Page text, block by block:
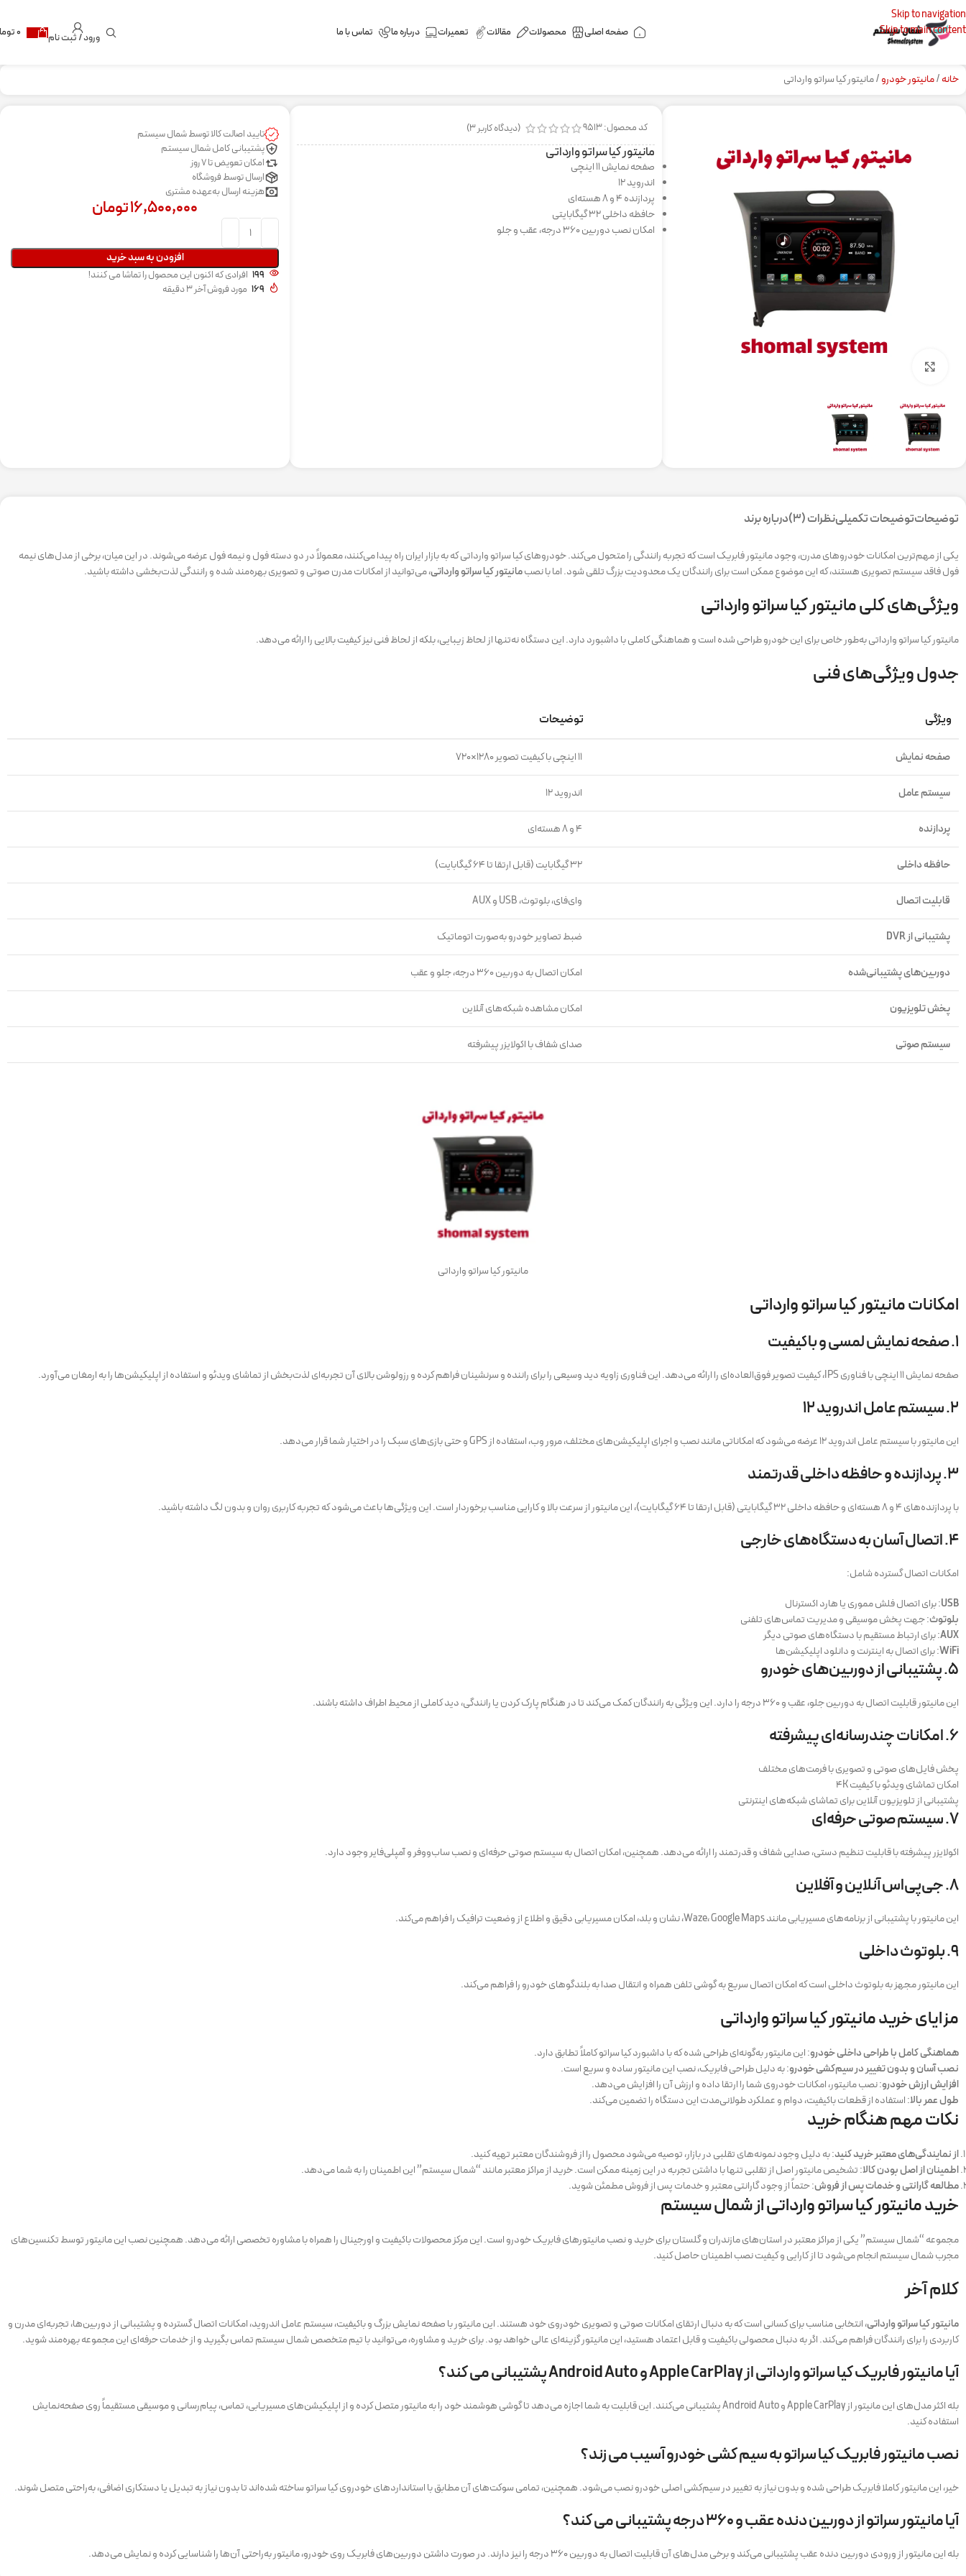
Skip to navigation
Skip to main content
صفحه اصلی محصولات مقالات تعمیرات درباره ما تماس با ما ورود / ثبت نام ۰
خانه مانیتور خودرو مانیتور کیا سراتو وارداتی
کد محصول: 9513 (دیدگاه کاربر3
)
مانیتور کیا سراتو وارداتی
صفحه نمایش 11 اینچی
اندروید 12
پردازنده 4 و 8 هسته‌ای
حافظه داخلی 32 گیگابایتی
امکان نصب دوربین 360 درجه، عقب و جلو
تایید اصالت کالا توسط شمال سیستم
پشتیبانی کامل شمال سیستم
امکان تعویض تا 7 روز
ارسال توسط فروشگاه
هزینه ارسال به‌عهده مشتری
۱۶,۵۰۰,۰۰۰تومان
افزودن به سبد خرید
199 افرادی که اکنون این محصول را تماشا می کنند!
169 مورد فروش آخر 3 دقیقه
توضیحاتتوضیحات تکمیلینظرات (3) درباره برند
یکی از مهم‌ترین امکانات خودروهای مدرن، وجود مانیتور فابریک است که تجربه رانندگی را متحول می‌کند. خودروهای کیا سراتو وارداتی که به بازار ایران راه پیدا می‌کنند، معمولاً در دو دسته فول و نیمه فول عرضه می‌شوند. در این میان، برخی از مدل‌های نیمه
فول فاقد سیستم تصویری هستند، که این موضوع ممکن است برای رانندگان یک محدودیت بزرگ تلقی شود. اما با نصبمانیتور کیا سراتو وارداتی، می‌توانید از امکانات مدرن صوتی و تصویری بهره‌مند شده و رانندگی لذت‌بخشی داشته باشید.
ویژگی‌های کلی مانیتور کیا سراتو وارداتی
مانیتور کیا سراتو وارداتی به‌طور خاص برای این خودرو طراحی شده است و هماهنگی کاملی با داشبورد دارد. این دستگاه نه‌تنها از لحاظ زیبایی، بلکه از لحاظ فنی نیز کیفیت بالایی را ارائه می‌دهد.
جدول ویژگی‌های فنی
ویژگی توضیحات
صفحه نمایش ۱۱ اینچی با کیفیت تصویر ۱۲۸۰×۷۲۰
سیستم عامل اندروید ۱۲
پردازنده ۴ و ۸ هسته‌ای
حافظه داخلی ۳۲ گیگابایت (قابل ارتقا تا ۶۴ گیگابایت)
قابلیت اتصال وای‌فای، بلوتوث، USB و AUX
پشتیبانی از DVR ضبط تصاویر خودرو به‌صورت اتوماتیک
دوربین‌های پشتیبانی‌شده امکان اتصال به دوربین ۳۶۰ درجه، جلو و عقب
پخش تلویزیون امکان مشاهده شبکه‌های آنلاین
سیستم صوتی صدای شفاف با اکولایزر پیشرفته
مانیتور کیا سراتو وارداتی
امکانات مانیتور کیا سراتو وارداتی
۱. صفحه نمایش لمسی و باکیفیت
صفحه نمایش ۱۱ اینچی با فناوری IPS، کیفیت تصویر فوق‌العاده‌ای را ارائه می‌دهد. این فناوری زاویه دید وسیعی را برای راننده و سرنشینان فراهم کرده و رزولوشن بالای آن تجربه‌ای لذت‌بخش از تماشای ویدئو و استفاده از اپلیکیشن‌ها را به ارمغان می‌آورد.
۲. سیستم عامل اندروید ۱۲
این مانیتور با سیستم عامل اندروید ۱۲ عرضه می‌شود که امکاناتی مانند نصب و اجرای اپلیکیشن‌های مختلف، مرور وب، استفاده از GPS و حتی بازی‌های سبک را در اختیار شما قرار می‌دهد.
۳. پردازنده و حافظه داخلی قدرتمند
با پردازنده‌های ۴ و ۸ هسته‌ای و حافظه داخلی ۳۲ گیگابایتی (قابل ارتقا تا ۶۴ گیگابایت)، این مانیتور از سرعت بالا و کارایی مناسب برخوردار است. این ویژگی‌ها باعث می‌شود که تجربه کاربری روان و بدون لگ داشته باشید.
۴. اتصال آسان به دستگاه‌های خارجی
امکانات اتصال گسترده شامل:
USB: برای اتصال فلش مموری یا هارد اکسترنال
بلوتوث: جهت پخش موسیقی و مدیریت تماس‌های تلفنی
AUX: برای ارتباط مستقیم با دستگاه‌های صوتی دیگر
WiFi: برای اتصال به اینترنت و دانلود اپلیکیشن‌ها
۵. پشتیبانی از دوربین‌های خودرو
این مانیتور قابلیت اتصال به دوربین جلو، عقب و ۳۶۰ درجه را دارد. این ویژگی به رانندگان کمک می‌کند تا در هنگام پارک کردن یا رانندگی، دید کاملی از محیط اطراف داشته باشند.
۶. امکانات چندرسانه‌ای پیشرفته
پخش فایل‌های صوتی و تصویری با فرمت‌های مختلف
امکان تماشای ویدئو با کیفیت 4K
پشتیبانی از تلویزیون آنلاین برای تماشای شبکه‌های اینترنتی
۷. سیستم صوتی حرفه‌ای
اکولایزر پیشرفته با قابلیت تنظیم دستی، صدایی شفاف و قدرتمند را ارائه می‌دهد. همچنین، امکان اتصال به سیستم صوتی حرفه‌ای و نصب ساب‌ووفر و آمپلی‌فایر وجود دارد.
۸. جی‌پی‌اس آنلاین و آفلاین
این مانیتور با پشتیبانی از برنامه‌های مسیریابی مانند Waze، Google Maps، نشان و بلد، امکان مسیریابی دقیق و اطلاع از وضعیت ترافیک را فراهم می‌کند.
۹. بلوتوث داخلی
این مانیتور مجهز به بلوتوث داخلی است که امکان اتصال سریع به گوشی تلفن همراه و انتقال صدا به بلندگوهای خودرو را فراهم می‌کند.
مزایای خرید مانیتور کیا سراتو وارداتی
هماهنگی کامل با طراحی داخلی خودرو: این مانیتور به‌گونه‌ای طراحی شده که با داشبورد کیا سراتو کاملاً تطابق دارد.
نصب آسان و بدون تغییر در سیم‌کشی خودرو: به دلیل طراحی فابریک، نصب این مانیتور ساده و سریع است.
افزایش ارزش خودرو: نصب مانیتور، امکانات خودروی شما را ارتقا داده و ارزش آن را افزایش می‌دهد.
طول عمر بالا: استفاده از قطعات باکیفیت، دوام و عملکرد طولانی‌مدت این دستگاه را تضمین می‌کند.
نکات مهم هنگام خرید
از نمایندگی‌های معتبر خرید کنید: به دلیل وجود نمونه‌های تقلبی در بازار، توصیه می‌شود محصول را از فروشندگان معتبر تهیه کنید.
اطمینان از اصل بودن کالا: تشخیص مانیتور اصل از تقلبی تنها با داشتن تجربه در این زمینه ممکن است. خرید از مراکز معتبر مانند “شمال سیستم” این اطمینان را به شما می‌دهد.
مطالعه گارانتی و خدمات پس از فروش: حتماً از وجود گارانتی معتبر و خدمات پس از فروش مطمئن شوید.
خرید مانیتور کیا سراتو وارداتی از شمال سیستم
مجموعه “شمال سیستم” یکی از مراکز معتبر در استان‌های مازندران و گلستان برای خرید و نصب مانیتورهای فابریک خودرو است. این مرکز محصولات باکیفیت و اورجینال را همراه با مشاوره تخصصی ارائه می‌دهد. همچنین نصب این مانیتور توسط تکنسین‌های
مجرب شمال سیستم انجام می‌شود تا از کارایی و کیفیت نصب اطمینان حاصل کنید.
کلام آخر
مانیتور کیا سراتو وارداتی، انتخابی مناسب برای کسانی است که به دنبال ارتقای امکانات صوتی و تصویری خودروی خود هستند. این مانیتور با صفحه نمایش بزرگ و باکیفیت، سیستم عامل اندروید، امکانات اتصال گسترده و پشتیبانی از دوربین‌ها، تجربه‌ای مدرن و
کاربردی را برای رانندگان فراهم می‌کند. اگر به دنبال محصولی باکیفیت و قابل اعتماد هستید، این مانیتور گزینه‌ای عالی خواهد بود. برای خرید و مشاوره، می‌توانید با تیم متخصص شمال سیستم تماس بگیرید و از خدمات حرفه‌ای این مجموعه بهره‌مند شوید.
آیا مانیتور فابریک کیا سراتو وارداتی از Apple CarPlay و Android Auto پشتیبانی می‌ کند؟
بله اکثر مدل‌های این مانیتور از Apple CarPlay و Android Auto پشتیبانی می‌کنند. این قابلیت به شما اجازه می‌دهد تا گوشی هوشمند خود را به مانیتور متصل کرده و از اپلیکیشن‌های مسیریابی، تماس، پیام‌رسانی و موسیقی مستقیماً روی صفحه‌نمایش
استفاده کنید.
نصب مانیتور فابریک کیا سراتو به سیم‌ کشی خودرو آسیب می‌ زند؟
خیر، این مانیتور کاملا فابریک طراحی شده و بدون نیاز به تغییر در سیم‌کشی اصلی خودرو نصب می‌شود. همچنین، تمامی سوکت‌های آن مطابق با استانداردهای خودروی کیا سراتو ساخته شده‌اند تا بدون نیاز به تبدیل یا دستکاری اضافی، به‌راحتی متصل شوند.
آیا مانیتور سراتو از دوربین دنده عقب و ۳۶۰ درجه پشتیبانی می‌ کند؟
بله این مانیتور از ورودی دوربین دنده عقب پشتیبانی می‌کند و برخی مدل‌های آن قابلیت اتصال به دوربین ۳۶۰ درجه را نیز دارند. در صورت داشتن دوربین‌های فابریک روی خودرو، مانیتور به‌راحتی آن‌ها را شناسایی کرده و نمایش می‌دهد.